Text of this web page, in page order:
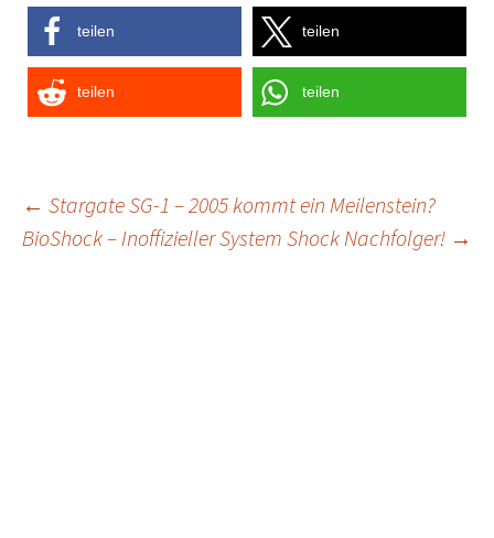
teilen teilen
teilen teilen
Post
← Stargate SG-1 – 2005 kommt ein Meilenstein?
BioShock – Inoffizieller System Shock Nachfolger! →